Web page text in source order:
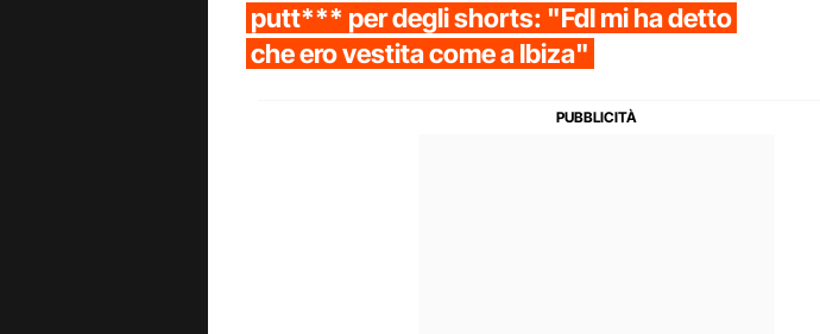
putt*** per degli shorts: "FdI mi ha detto
che ero vestita come a Ibiza"